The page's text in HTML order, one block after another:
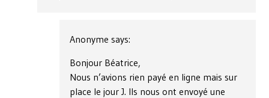
Anonyme says:
Bonjour Béatrice,
Nous n’avions rien payé en ligne mais sur
place le jour J. Ils nous ont envoyé une